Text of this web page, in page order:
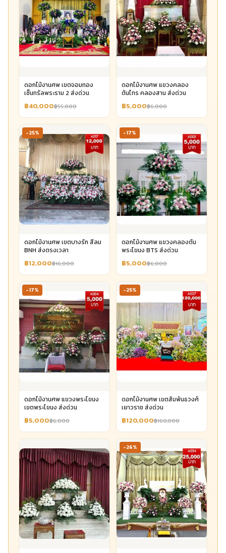
ดอกไม้งานศพ เขตจอมทอง
เซ็นทรัลพระราม 2 ส่งด่วน
฿40,000฿55,000
ดอกไม้งานศพ แขวงคลอง
ต้นไทร คลองสาน ส่งด่วน
฿5,000฿6,000
-25%
ดอกไม้งานศพ เขตบางรัก สีลม
BNH ส่งตรงเวลา
฿12,000฿16,000
-17%
ดอกไม้งานศพ แขวงคลองตัน
พระโขนง BTS ส่งด่วน
฿5,000฿6,000
-17%
ดอกไม้งานศพ แขวงพระโขนง
เขตพระโขนง ส่งด่วน
฿5,000฿6,000
-25%
ดอกไม้งานศพ เขตสัมพันธวงศ์
เยาวราช ส่งด่วน
฿120,000฿160,000
-26%